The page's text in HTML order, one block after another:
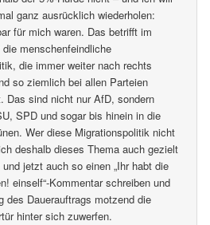
ganz ausrücklich wiederholen:
für mich waren. Das betrifft im
menschenfeindliche
die immer weiter nach rechts
so ziemlich bei allen Parteien
Das sind nicht nur AfD, sondern
SPD und sogar bis hinein in die
Wer diese Migrationspolitik nicht
deshalb dieses Thema auch gezielt
und jetzt auch so einen „Ihr habt die
einself“-Kommentar schreiben und
des Dauerauftrags motzend die
hinter sich zuwerfen.